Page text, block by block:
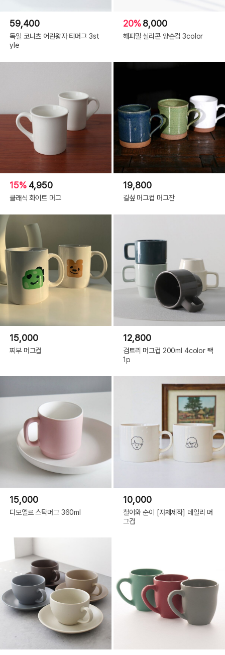
59,400
독일 코니츠 어린왕자 티머그 3st
yle
20%8,000
해피밀 실리콘 양손컵 3color
15% 4,950
클래식 화이트 머그
19,800
길섶 머그컵 머그잔
15,000
찌부 머그컵
12,800
검트리 머그컵 200ml 4color 택
1p
15,000
디모엘르 스탁머그 360ml
10,000
철이와 순이 [자체제작] 데일리 머
그컵